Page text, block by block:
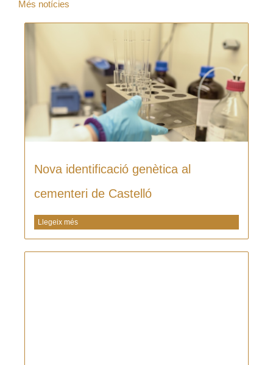
Més notícies
Nova identificació genètica al
cementeri de Castelló
Llegeix més